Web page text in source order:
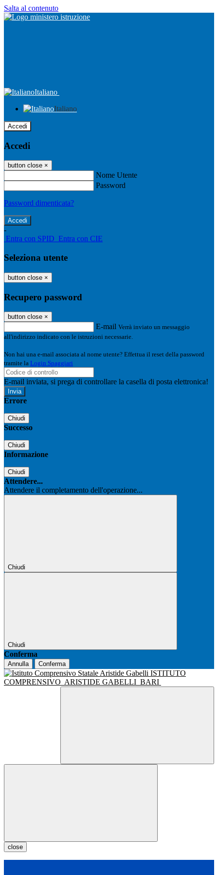
Salta al contenuto
Italiano
Italiano
Accedi
Accedi
button close ×
Nome Utente
Password
Password dimenticata?
-
Entra con SPID Entra con CIE
Seleziona utente
button close ×
Recupero password
button close ×
E-mail Verrà inviato un messaggio
all'indirizzo indicato con le istruzioni necessarie.
Non hai una e-mail associata al nome utente? Effettua il reset della password
tramite la Login Spaggiari
E-mail inviata, si prega di controllare la casella di posta elettronica!
Errore
Chiudi
Successo
Chiudi
Informazione
Chiudi
Attendere...
Attendere il completamento dell'operazione...
Chiudi
Chiudi
Conferma
Annulla Conferma
ISTITUTO
COMPRENSIVO ARISTIDE GABELLI BARI
close